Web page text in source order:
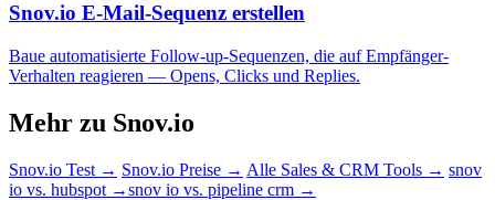
Snov.io E-Mail-Sequenz erstellen
Baue automatisierte Follow-up-Sequenzen, die auf Empfänger-
Verhalten reagieren — Opens, Clicks und Replies.
Mehr zu Snov.io
Snov.io Test → Snov.io Preise → Alle Sales & CRM Tools → snov
io vs. hubspot →snov io vs. pipeline crm →